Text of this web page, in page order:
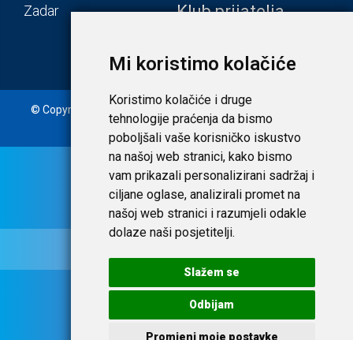
Mi koristimo kolačiće
Koristimo kolačiće i druge
tehnologije praćenja da bismo
poboljšali vaše korisničko iskustvo
na našoj web stranici, kako bismo
vam prikazali personalizirani sadržaj i
ciljane oglase, analizirali promet na
našoj web stranici i razumjeli odakle
dolaze naši posjetitelji.
Slažem se
Odbijam
Promjeni moje postavke
Zadar
Klub prijatelja
© Copyright 2020. Laudato d.o.o. | Tečaj konverzije: 1 EUR =
7,53450 HRK | Uvjeti i privatnost